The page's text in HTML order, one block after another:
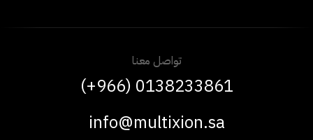
تواصل معنا
(+966) 0138233861
info@multixion.sa